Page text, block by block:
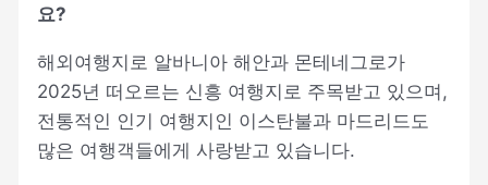
요?
해외여행지로 알바니아 해안과 몬테네그로가
2025년 떠오르는 신흥 여행지로 주목받고 있으며,
전통적인 인기 여행지인 이스탄불과 마드리드도
많은 여행객들에게 사랑받고 있습니다.